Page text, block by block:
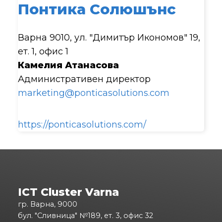
Понтика Солюшънс
Варна 9010, ул. "Димитър Икономов" 19,
ет. 1, офис 1
Камелия Атанасова
Административен директор
marketing@ponticasolutions.com
https://ponticasolutions.com/
ICT Cluster Varna
гр. Варна, 9000
бул. "Сливница" №189, ет. 3, офис 32